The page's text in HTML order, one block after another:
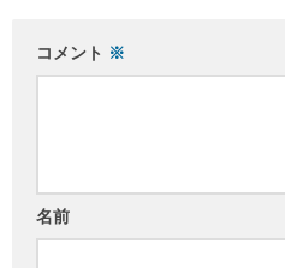
コメント ※
名前